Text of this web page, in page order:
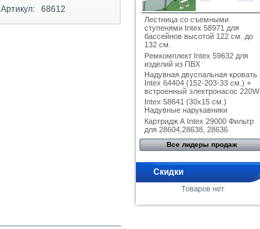
Артикул: 68612
Лестница со съемными
ступенями Intex 58971 для
бассейнов высотой 122 см. до
132 см.
Ремкомплект Intex 59632 для
изделий из ПВХ
Надувная двуспальная кровать
Intex 64404 (152-203-33 см.) +
встроенный электронасос 220W
Intex 58641 (30x15 см.)
Надувные нарукавники
Картридж А Intex 29000 Фильтр
для 28604,28638, 28636
Все лидеры продаж
Скидки
Товаров нет